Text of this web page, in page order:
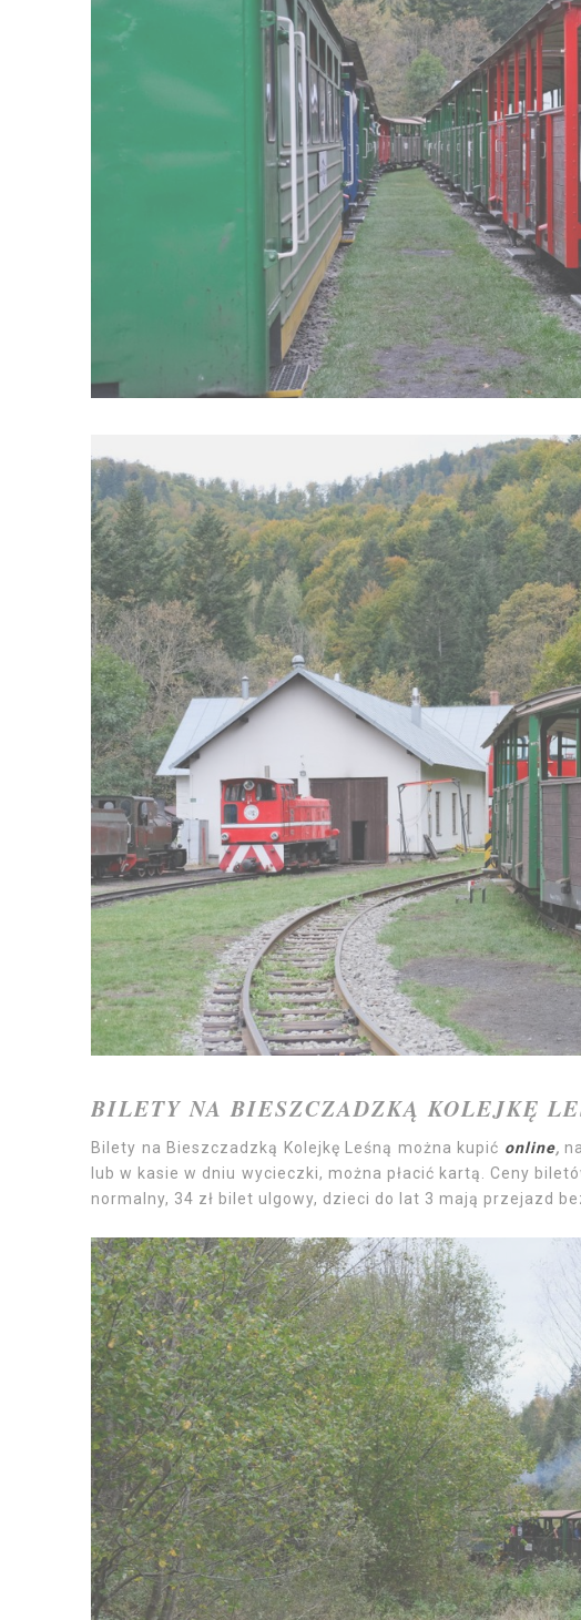
BILETY NA BIESZCZADZKĄ KOLEJKĘ
Bilety na Bieszczadzką Kolejkę Leśną można kupić online,
lub w kasie w dniu wycieczki, można płacić kartą. Ceny
normalny, 34 zł bilet ulgowy, dzieci do lat 3 mają przejazd